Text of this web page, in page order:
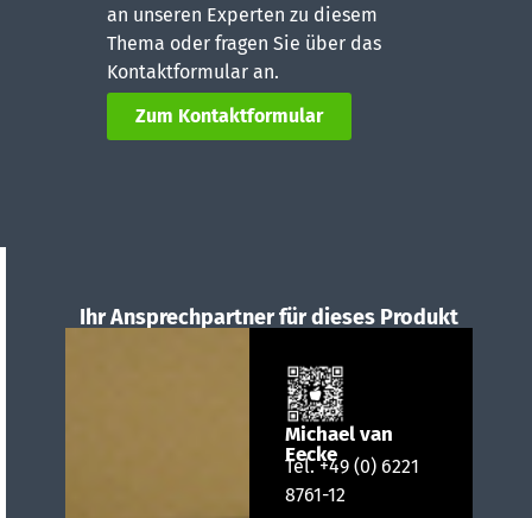
an unseren Experten zu diesem
Thema oder fragen Sie über das
Kontaktformular an.
Zum Kontaktformular
Ihr Ansprechpartner für dieses Produkt
Michael van
Eecke
Tel.+49 (0) 6221
8761-12